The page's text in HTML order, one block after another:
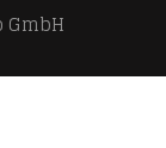
GmbH